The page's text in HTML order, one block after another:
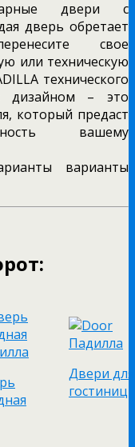
двери с
дверь обретает
свое
или техническую
технического
дизайном – это
который предаст
вашему
варианты
Двери для
гостиниц